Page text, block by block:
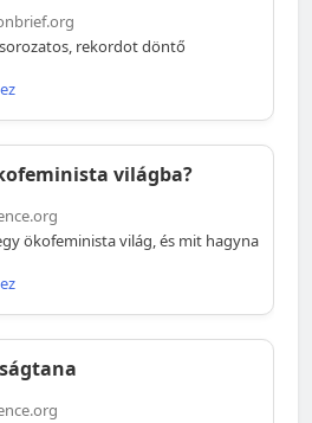
rekordot döntő
világba?
ökofeminista világ, és mit hagyna